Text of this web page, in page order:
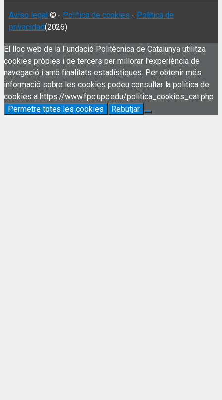
Aviso legal © - Política de cookies - Política de
privacidad(2026)
El lloc web de la Fundació Politècnica de Catalunya utilitza
cookies pròpies i de tercers per millorar l'experiència de
navegació i amb finalitats estadístiques. Per obtenir més
informació sobre les cookies podeu consultar la política de
cookies a https://www.fpc.upc.edu/politica_cookies_cat.php
Permetre totes les cookies
Rebutjar